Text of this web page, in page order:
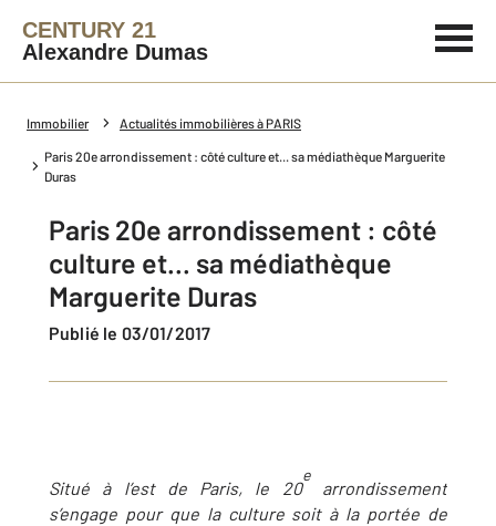
CENTURY 21
Alexandre Dumas
Immobilier Actualités immobilières à PARIS
Paris 20e arrondissement : côté culture et... sa médiathèque Marguerite
Duras
Paris 20e arrondissement : côté
culture et... sa médiathèque
Marguerite Duras
Publié le 03/01/2017
Situé à l’est de Paris, le 20
e
arrondissement
s’engage pour que la culture soit à la portée de